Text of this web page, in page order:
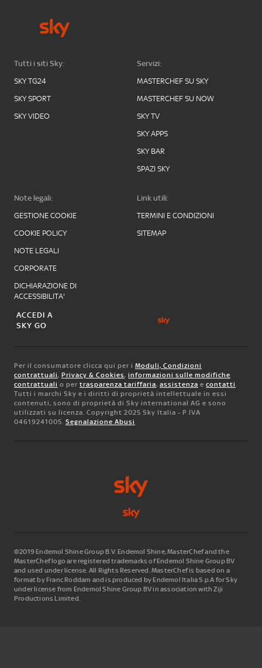
Tutti i siti Sky:
SKY TG24
SKY SPORT
SKY VIDEO
Servizi:
MASTERCHEF SU SKY
MASTERCHEF SU NOW
SKY TV
SKY APPS
SKY BAR
SPAZI SKY
Note legali:
GESTIONE COOKIE
COOKIE POLICY
NOTE LEGALI
CORPORATE
DICHIARAZIONE DI
ACCESSIBILITA'
Link utili:
TERMINI E CONDIZIONI
SITEMAP
ACCEDI A
SKY GO
Per il consumatore clicca qui per i Moduli, Condizioni
contrattuali, Privacy & Cookies, informazioni sulle modifiche
contrattuali o per trasparenza tariffaria, assistenza e contatti.
Tutti i marchi Sky e i diritti di proprietà intellettuale in essi
contenuti, sono di proprietà di Sky international AG e sono
utilizzati su licenza. Copyright 2025 Sky Italia - P.IVA
04619241005. Segnalazione Abusi
©2019 Endemol Shine Group B.V. Endemol Shine, MasterChef and the
MasterChef logo are registered trademarks of Endemol Shine Group BV
and used under license. All Rights Reserved. MasterChef is based on a
format by Franc Roddam and is produced by Endemol Italia S.p.A for Sky
under license from Endemol Shine Group BV in association with Ziji
Productions Limited.